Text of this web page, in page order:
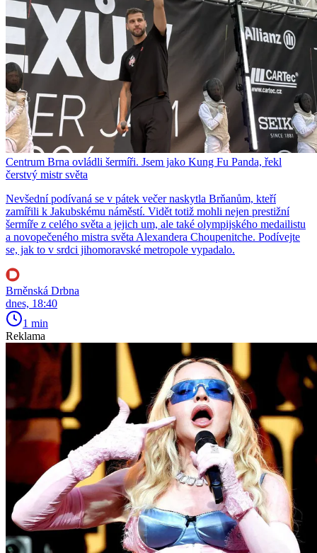
Centrum Brna ovládli šermíři. Jsem jako Kung Fu Panda, řekl
čerstvý mistr světa
Nevšední podívaná se v pátek večer naskytla Brňanům, kteří
zamířili k Jakubskému náměstí. Vidět totiž mohli nejen prestižní
šermíře z celého světa a jejich um, ale také olympijského medailistu
a novopečeného mistra světa Alexandera Choupenitche. Podívejte
se, jak to v srdci jihomoravské metropole vypadalo.
Brněnská Drbna
dnes, 18:40
1 min
Reklama